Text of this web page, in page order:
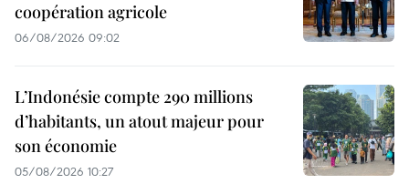
coopération agricole
06/08/2026 09:02
L’Indonésie compte 290 millions
d’habitants, un atout majeur pour
son économie
05/08/2026 10:27